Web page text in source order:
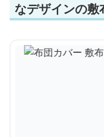
なデザインの敷